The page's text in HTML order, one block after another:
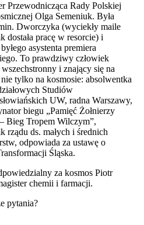
Przewodnicząca Rady Polskiej
Olga Semeniuk. Była
Dworczyka (wyciekły maile
dostała pracę w resorcie) i
asystenta premiera
To prawdziwy człowiek
wszechstronny i znający się na
tylko na kosmosie: absolwentka
Studiów
UW, radna Warszawy,
biegu „Pamięć Żołnierzy
Bieg Tropem Wilczym”,
rządu ds. małych i średnich
odpowiada za ustawę o
Śląska.
za kosmos Piotr
chemii i farmacji.
pytania?